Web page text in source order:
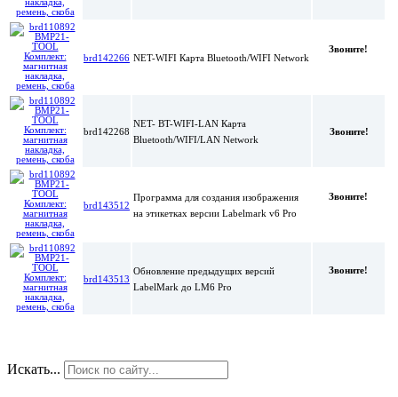
brd142266 NET-WIFI Карта Bluetooth/WIFI Network
Звоните!
brd142268
NET- BT-WIFI-LAN Карта
Bluetooth/WIFI/LAN Network
Звоните!
brd143512
Программа для создания изображения
на этикетках версии Labelmark v6 Pro
Звоните!
brd143513
Обновление предыдущих версий
LabelMark до LM6 Pro
Звоните!
Искать...